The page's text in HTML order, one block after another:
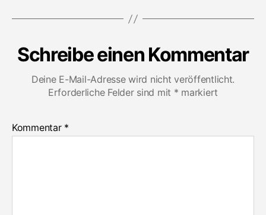
Schreibe einen Kommentar
Deine E-Mail-Adresse wird nicht veröffentlicht.
Erforderliche Felder sind mit * markiert
Kommentar *